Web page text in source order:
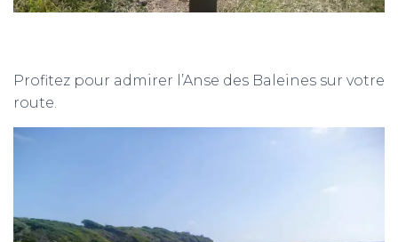
Profitez pour admirer l’Anse des Baleines sur votre
route.